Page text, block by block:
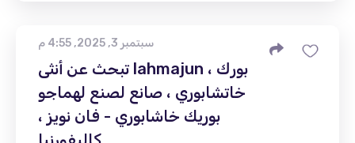
سبتمبر 3, 2025, 4:55 م
تبحث عن أنثى lahmajun ، بورك
خاتشابوري ، صانع لصنع لهماجو
بوريك خاشابوري - فان نويز ،